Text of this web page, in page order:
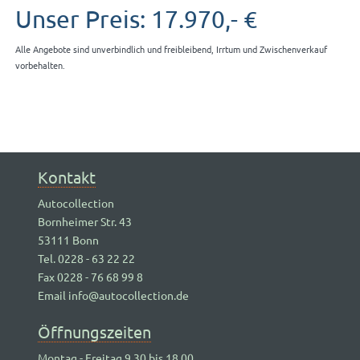
Unser Preis: 17.970,- €
Alle Angebote sind unverbindlich und freibleibend, Irrtum und Zwischenverkauf
vorbehalten.
Kontakt
Autocollection
Bornheimer Str. 43
53111 Bonn
Tel. 0228 - 63 22 22
Fax 0228 - 76 68 99 8
Email info@autocollection.de
Öffnungszeiten